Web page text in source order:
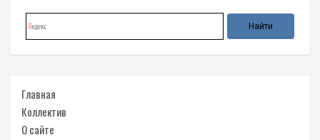
Главная
Коллектив
О сайте